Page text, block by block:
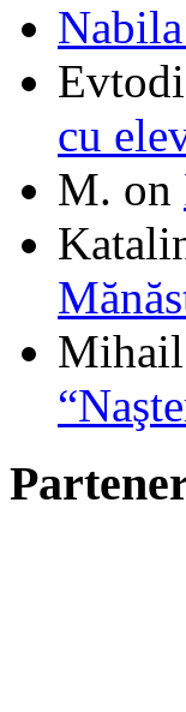
cu
M. on
Mihail